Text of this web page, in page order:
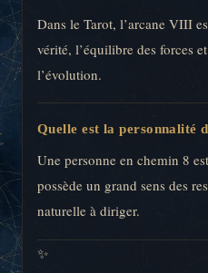
Dans le Tarot, l’arcane VIII
vérité, l’équilibre des forces
l’évolution.
Quelle est la personnalité
Une personne en chemin 8
possède un grand sens des
naturelle à diriger.
✨